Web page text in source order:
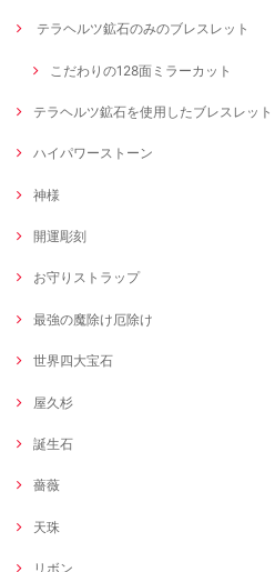
テラヘルツ鉱石のみのブレスレット
こだわりの128面ミラーカット
テラヘルツ鉱石を使用したブレスレット
ハイパワーストーン
神様
開運彫刻
お守りストラップ
最強の魔除け厄除け
世界四大宝石
屋久杉
誕生石
薔薇
天珠
リボン